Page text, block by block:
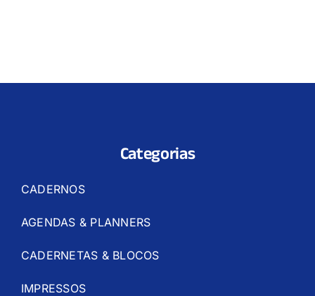
Categorias
CADERNOS
AGENDAS & PLANNERS
CADERNETAS & BLOCOS
IMPRESSOS